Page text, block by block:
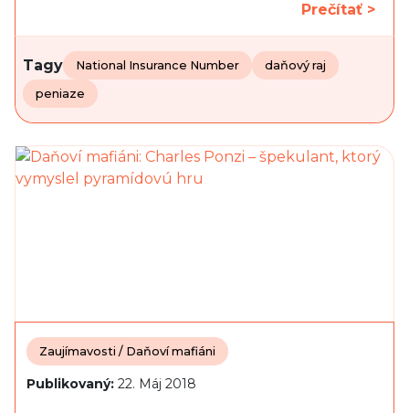
Prečítať >
Tagy National Insurance Number daňový raj
peniaze
Zaujímavosti / Daňoví mafiáni
Publikovaný: 22. Máj 2018